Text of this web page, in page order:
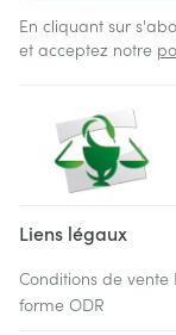
En cliquant sur
et acceptez notre
Liens légaux
Conditions de vente
forme ODR